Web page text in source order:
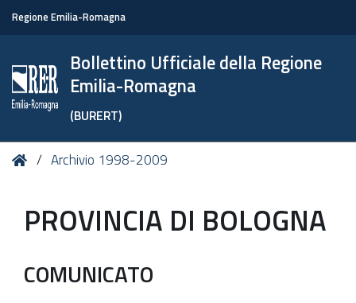
Regione Emilia-Romagna
Bollettino Ufficiale della Regione
Emilia-Romagna
(BURERT)
Tu HomeArchivio 1998-2009
PROVINCIA DI BOLOGNA
COMUNICATO